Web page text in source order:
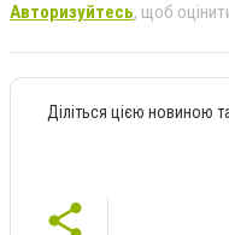
Авторизуйтесь, щоб
Діліться цією новиною